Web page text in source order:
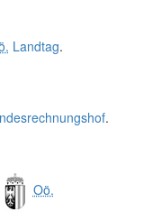
Landtag.
.
Oö.